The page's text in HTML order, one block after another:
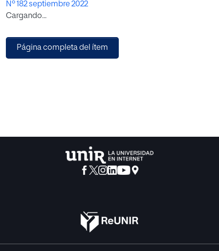
de su época. El ilustre hispanista francés Jean
Canavaggio, a través de su última obra, Diccionario
lector ofreciéndole diferentes perspectivas del universo
cervantino.
Nº 182 septiembre 2022
Cargando...
Página completa del ítem